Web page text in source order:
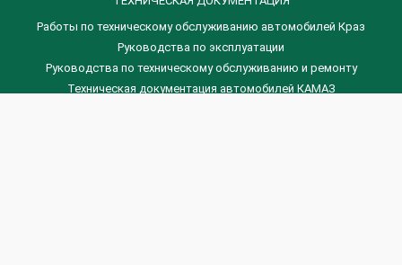
Работы по техническому обслуживанию автомобилей Краз
Руководства по эксплуатации
Руководства по техническому обслуживанию и ремонту
Техническая документация автомобилей КАМАЗ